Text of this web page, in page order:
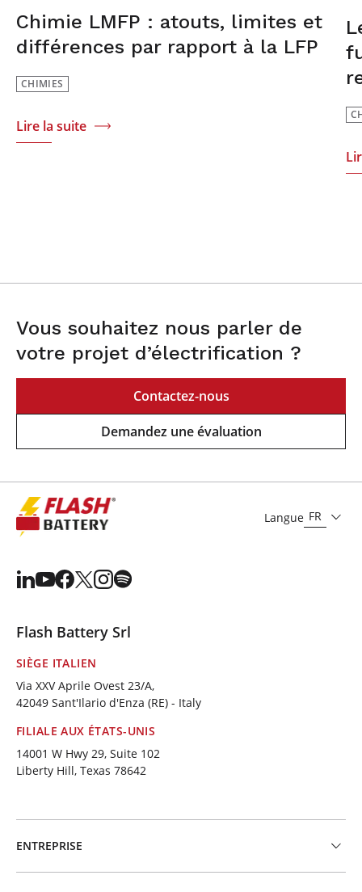
Chimie LMFP : atouts, limites et
différences par rapport à la LFP
CHIMIES
Lire la suite
Vous souhaitez nous parler de
votre projet d’électrification ?
Contactez-nous
Demandez une évaluation
Langue FR
Flash Battery Srl
SIÈGE ITALIEN
Via XXV Aprile Ovest 23/A,
42049 Sant'Ilario d'Enza (RE) - Italy
FILIALE AUX ÉTATS-UNIS
14001 W Hwy 29, Suite 102
Liberty Hill, Texas 78642
ENTREPRISE